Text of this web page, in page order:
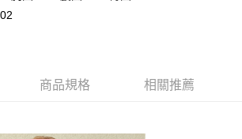
到商品之後才付款」的支付方式。 讓您購物簡單
服務後，再付款。
並確認金額後，即可完成結帳。
商品規格 相關推薦